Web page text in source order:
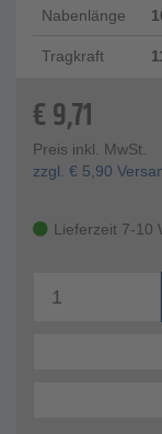
Nabenlänge
Tragkraft
€9,71
Preis inkl. MwSt.
zzgl. € 5,90
Lieferzeit 7-10